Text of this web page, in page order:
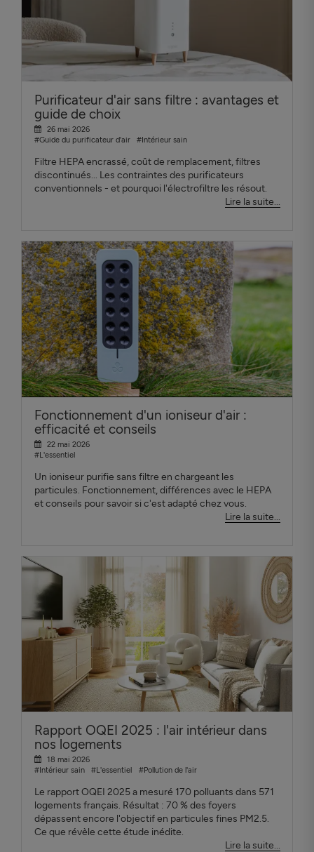
Purificateur d'air sans filtre : avantages et
guide de choix
26 mai 2026
#Guide du purificateur d'air
#Intérieur sain
Filtre HEPA encrassé, coût de remplacement, filtres
discontinués... Les contraintes des purificateurs
conventionnels - et pourquoi l'électrofiltre les résout.
Lire la suite...
Fonctionnement d'un ioniseur d'air :
efficacité et conseils
22 mai 2026
#L'essentiel
Un ioniseur purifie sans filtre en chargeant les
particules. Fonctionnement, différences avec le HEPA
et conseils pour savoir si c'est adapté chez vous.
Lire la suite...
Rapport OQEI 2025 : l'air intérieur dans
nos logements
18 mai 2026
#Intérieur sain
#L'essentiel #Pollution de l'air
Le rapport OQEI 2025 a mesuré 170 polluants dans 571
logements français. Résultat : 70 % des foyers
dépassent encore l'objectif en particules fines PM2.5.
Ce que révèle cette étude inédite.
Lire la suite...